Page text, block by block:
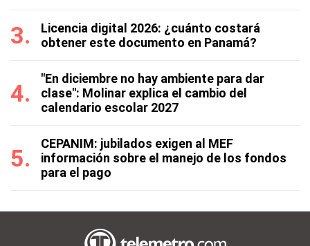
Licencia digital 2026: ¿cuánto costará
obtener este documento en Panamá?
"En diciembre no hay ambiente para dar
clase": Molinar explica el cambio del
calendario escolar 2027
CEPANIM: jubilados exigen al MEF
información sobre el manejo de los fondos
para el pago